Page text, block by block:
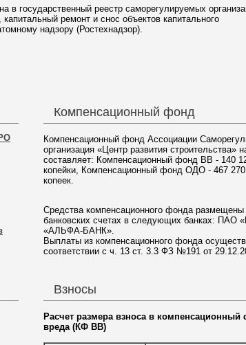
в государственный реестр саморегулируемых
ремонт и снос объектов капитального
надзору (Ростехнадзор).
Компенсационный фонд
Компенсационный фонд Ассоциации
организация «Центр развития строительства»
составляет: Компенсационный фонд ВВ - 140
копейки, Компенсационный фонд ОДО - 467 270
копеек.
Средства компенсационного фонда размещены
банковских счетах в следующих банках: ПАО
«АЛЬФА-БАНК».
Выплаты из компенсационного фонда
соответствии с ч. 13 ст. 3.3 ФЗ №191 от
Взносы
Расчет размера взноса в
вреда (КФ ВВ)